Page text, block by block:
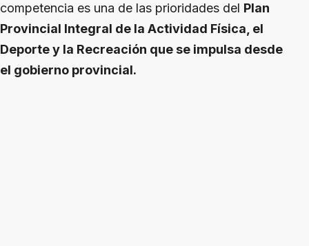
competencia es una de las prioridades del Plan
Provincial Integral de la Actividad Física, el
Deporte y la Recreación que se impulsa desde
el gobierno provincial.